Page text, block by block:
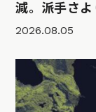
減。派手さ
2026.08.05